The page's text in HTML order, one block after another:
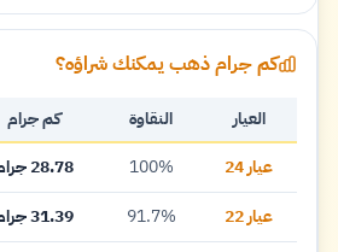
كم جرام ذهب يمكنك شراؤه؟
العيار النقاوة كم جرام
عيار 24
100% 28.78 جرام
عيار 22
91.7% 31.39 جرام